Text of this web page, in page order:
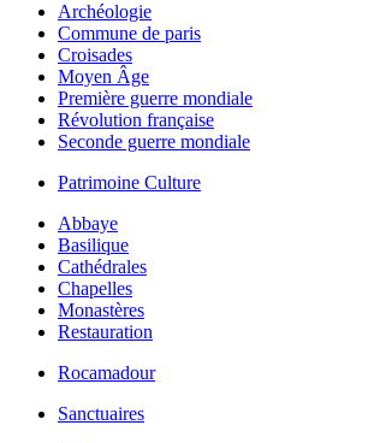
Archéologie
Commune de paris
Croisades
Moyen Âge
Première guerre mondiale
Révolution française
Seconde guerre mondiale
Patrimoine Culture
Abbaye
Basilique
Cathédrales
Chapelles
Monastères
Restauration
Rocamadour
Sanctuaires